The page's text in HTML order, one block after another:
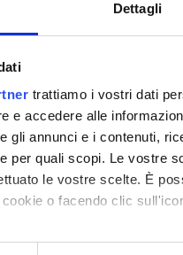
Dettagli
trattiamo i vostri dati
e accedere alle
gli annunci e i contenuti,
per quali scopi. Le vostre
le vostre scelte. È
o facendo clic
anche: